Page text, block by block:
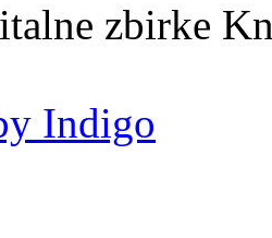
zbirke
Indigo